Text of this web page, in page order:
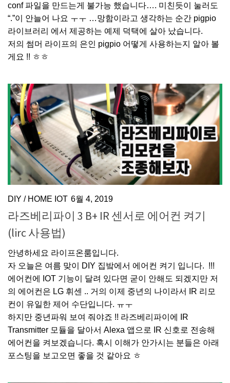
conf 파일을 만드는게 불가능 했습니다…. 미친듯이 눌러도
“.”이 안늘어 나요 ㅜㅜ …망함이라고 생각하는 순간 pigpio
라이브러리 에서 제공하는 예제 덕택에 살아 났습니다.
저의 썸머 라이프의 은인 pigpio 어떻게 사용하는지 알아 볼
게요 !! ㅎㅎ
DIY / HOME IOT 6월 4, 2019
라즈베리파이 3 B+ IR 센서로 에어컨 켜기
(lirc 사용법)
안녕하세요 라이프온룸입니다.
자 오늘은 여름 맞이 DIY 집밬에서 에어컨 켜기 입니다. !!!
에어컨에 IOT 기능이 달려 있다면 굳이 안해도 되겠지만 저
의 에어컨은 LG 휘센 .. 거의 이제 중년의 나이라서 IR 리모
컨이 유일한 제어 수단입니다. ㅠㅜ
하지만 중년파워 보여 줘야죠 !! 라즈베리파이에 IR
Transmitter 모듈을 달아서 Alexa 앱으로 IR 신호로 전송해
에어컨을 켜보겠습니다. 혹시 이해가 안가시는 분들은 아래
포스팅을 보고오면 좋을 것 같아요 ㅎ